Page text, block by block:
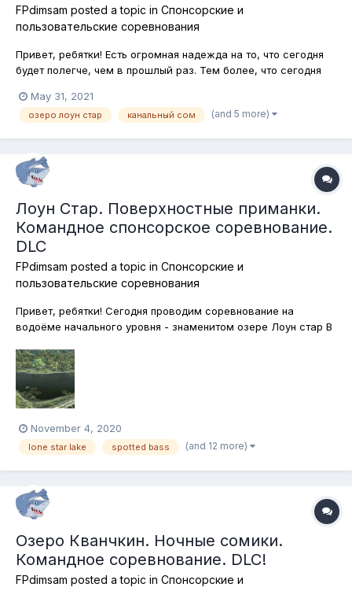
FPdimsam posted a topic in Спонсорские и
пользовательские соревнования
Привет, ребятки! Есть огромная надежда на то, что сегодня
будет полегче, чем в прошлый раз. Тем более, что сегодня
Стар в штат Техас. Канальные сомики, обитающие в этом
озере всегда привлекают внимание начинающих игроков и
May 31, 2021
озеро лоун стар канальный сом (and 5 more)
Лоун Стар. Поверхностные приманки.
Командное спонсорское соревнование.
DLC
FPdimsam posted a topic in Спонсорские и
пользовательские соревнования
Привет, ребятки! Сегодня проводим соревнование на
водоёме начального уровня - знаменитом озере Лоун стар В
Вызов брошен! надеюсь, найдётся, кому поднять его на
должную высоту! Каждый участник победившей команды
получит 10 бейткоинов и д...
November 4, 2020
lone star lake spotted bass (and 12 more)
Озеро Кванчкин. Ночные сомики.
Командное соревнование. DLC!
FPdimsam posted a topic in Спонсорские и